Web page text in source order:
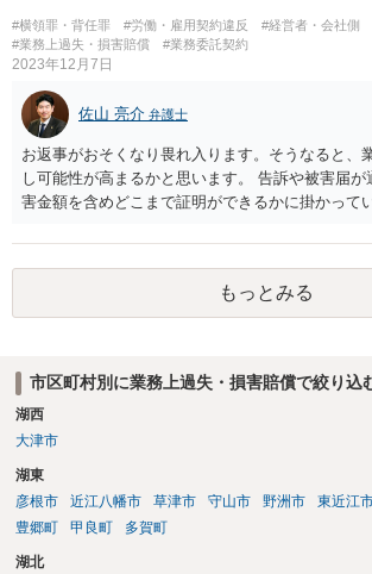
ど、様々な要素を見ていく必要があります。 一度
ることをオススメします。 なお、治療費も損害賠
慰謝料など、具体的な損害賠償算定の仕方につい
とよいと思います。 お大事になさってください。
#横領罪・背任罪 #労働・雇用契約違反
#経営者・会社側
#業務上過失・損害賠償
#業務委託契約
2023年12月7日
佐山 亮介 弁護士
お返事がおそくなり畏れ入ります。そうなると、
し可能性が高まるかと思います。 告訴や被害届が
害金額を含めどこまで証明ができるかに掛かって
もっとみる
市区町村別に業務上過失・損害賠償で絞り込
湖西
大津市
湖東
彦根市
近江八幡市 草津市 守山市 野洲市 東近江
豊郷町
甲良町 多賀町
湖北